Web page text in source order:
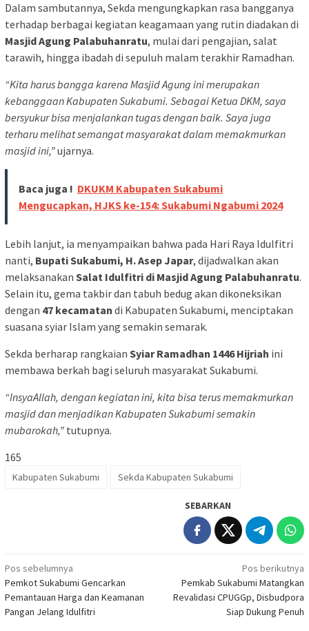
Dalam sambutannya, Sekda mengungkapkan rasa bangganya
terhadap berbagai kegiatan keagamaan yang rutin diadakan di
Masjid Agung Palabuhanratu, mulai dari pengajian, salat
tarawih, hingga ibadah di sepuluh malam terakhir Ramadhan.
“Kita harus bangga karena Masjid Agung ini merupakan
kebanggaan Kabupaten Sukabumi. Sebagai Ketua DKM, saya
bersyukur bisa menjalankan tugas dengan baik. Saya juga
terharu melihat semangat masyarakat dalam memakmurkan
masjid ini,”ujarnya.
Baca juga ! DKUKM Kabupaten Sukabumi
Mengucapkan, HJKS ke-154: Sukabumi Ngabumi 2024
Lebih lanjut, ia menyampaikan bahwa pada Hari Raya Idulfitri
nanti, Bupati Sukabumi, H. Asep Japar, dijadwalkan akan
melaksanakan Salat Idulfitri di Masjid Agung Palabuhanratu.
Selain itu, gema takbir dan tabuh bedug akan dikoneksikan
dengan 47 kecamatan di Kabupaten Sukabumi, menciptakan
suasana syiar Islam yang semakin semarak.
Sekda berharap rangkaian Syiar Ramadhan 1446 Hijriah ini
membawa berkah bagi seluruh masyarakat Sukabumi.
“InsyaAllah, dengan kegiatan ini, kita bisa terus memakmurkan
masjid dan menjadikan Kabupaten Sukabumi semakin
mubarokah,” tutupnya.
165
Kabupaten Sukabumi Sekda Kabupaten Sukabumi
SEBARKAN
Navigasi
pos
Pos sebelumnya
Pemkot Sukabumi Gencarkan
Pemantauan Harga dan Keamanan
Pangan Jelang Idulfitri
Pos berikutnya
Pemkab Sukabumi Matangkan
Revalidasi CPUGGp, Disbudpora
Siap Dukung Penuh